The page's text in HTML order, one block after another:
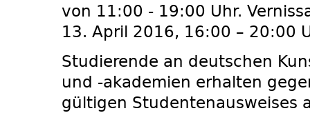
von 11:00 - 19:00 Uhr.
13. April 2016, 16:00 – 20:00
Studierende an deutschen
und -akademien erhalten
gültigen Studentenausweises